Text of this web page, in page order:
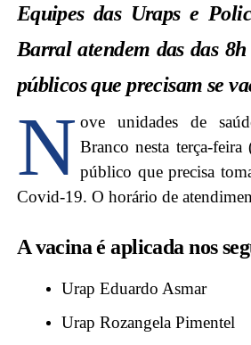
Equipes das Uraps e
Barral atendem das das 8h
públicos que precisam se
N ove unidades de
Branco nesta terça-
público que precisa
Covid-19. O horário de
A vacina é aplicada nos
Urap Eduardo Asmar
Urap Rozangela Pimentel